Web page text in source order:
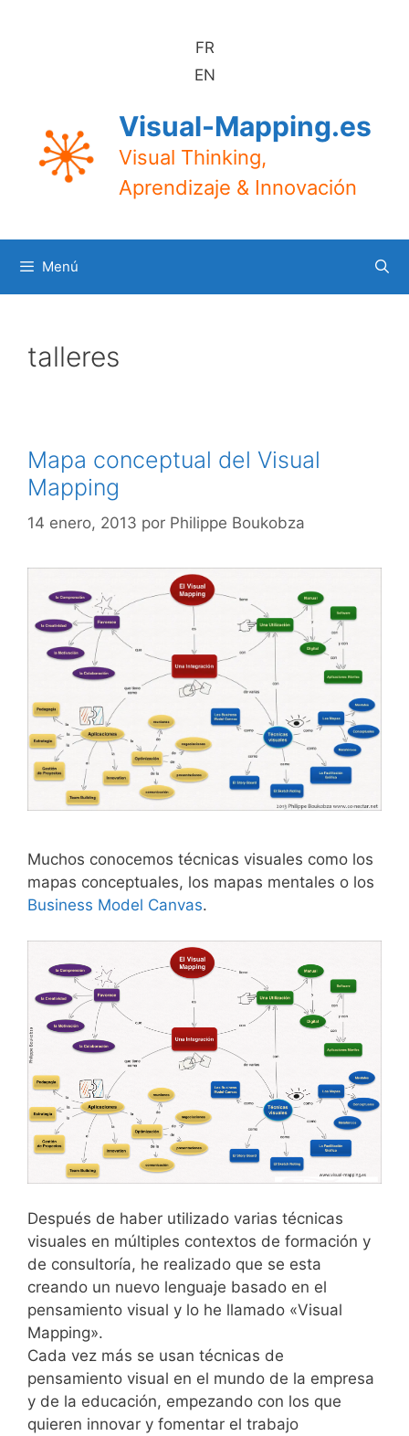
FR
EN
Visual-Mapping.es
Visual Thinking,
Aprendizaje & Innovación
Menú
talleres
Mapa conceptual del Visual
Mapping
14 enero, 2013 por Philippe Boukobza
Muchos conocemos técnicas visuales como los
mapas conceptuales, los mapas mentales o los
Business Model Canvas.
Después de haber utilizado varias técnicas
visuales en múltiples contextos de formación y
de consultoría, he realizado que se esta
creando un nuevo lenguaje basado en el
pensamiento visual y lo he llamado «Visual
Mapping».
Cada vez más se usan técnicas de
pensamiento visual en el mundo de la empresa
y de la educación, empezando con los que
quieren innovar y fomentar el trabajo